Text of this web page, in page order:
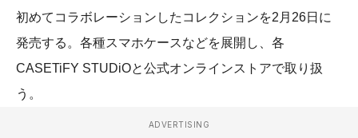
初めてコラボレーションしたコレクションを2月26日に
発売する。各種スマホケースなどを展開し、各
CASETiFY STUDiOと公式オンラインストアで取り扱
う。
ADVERTISING